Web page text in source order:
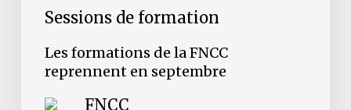
Sessions de formation
Les formations de la FNCC
reprennent en septembre
FNCC